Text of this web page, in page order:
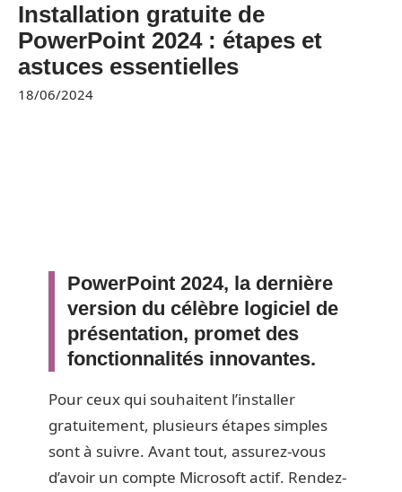
Installation gratuite de
PowerPoint 2024 : étapes et
astuces essentielles
18/06/2024
PowerPoint 2024, la dernière
version du célèbre logiciel de
présentation, promet des
fonctionnalités innovantes.
Pour ceux qui souhaitent l’installer
gratuitement, plusieurs étapes simples
sont à suivre. Avant tout, assurez-vous
d’avoir un compte Microsoft actif. Rendez-